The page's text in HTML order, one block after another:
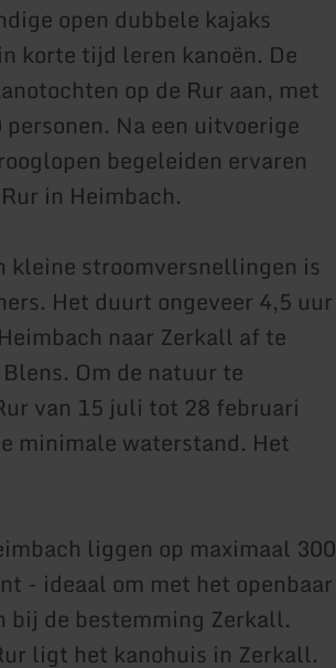
open dubbele kajaks
korte tijd leren kanoën. De
op de Rur aan, met
Na een uitvoerige
begeleiden ervaren
in Heimbach.
kleine stroomversnellingen is
Het duurt ongeveer 4,5 uur
naar Zerkall af te
Om de natuur te
van 15 juli tot 28 februari
minimale waterstand. Het
liggen op maximaal 300
- ideaal om met het openbaar
bij de bestemming Zerkall.
ligt het kanohuis in Zerkall.